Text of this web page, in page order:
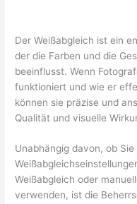
Der Weißabgleich ist ein
der die Farben und die
beeinflusst. Wenn
funktioniert und wie er
können sie präzise und
Qualität und visuelle
Unabhängig davon, ob
Weißabgleich oder
verwenden, ist die